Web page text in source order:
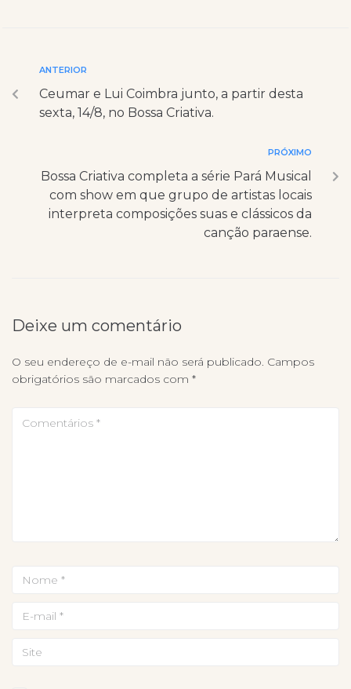
ANTERIOR
Ceumar e Lui Coimbra junto, a partir desta
sexta, 14/8, no Bossa Criativa.
PRÓXIMO
Bossa Criativa completa a série Pará Musical
com show em que grupo de artistas locais
interpreta composições suas e clássicos da
canção paraense.
Deixe um comentário
O seu endereço de e-mail não será publicado. Campos
obrigatórios são marcados com *